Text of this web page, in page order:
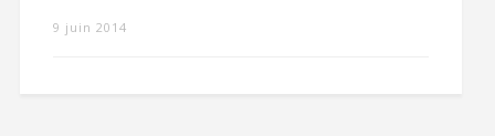
9 juin 2014